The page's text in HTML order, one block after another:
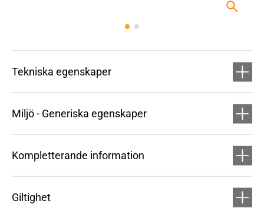
Tekniska egenskaper
Miljö - Generiska egenskaper
Kompletterande information
Giltighet